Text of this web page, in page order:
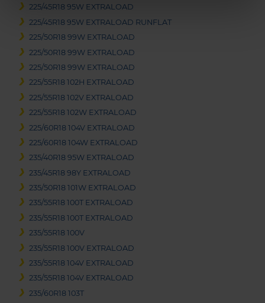
225/45R18 95W EXTRALOAD
225/45R18 95W EXTRALOAD RUNFLAT
225/50R18 99W EXTRALOAD
225/50R18 99W EXTRALOAD
225/50R18 99W EXTRALOAD
225/55R18 102H EXTRALOAD
225/55R18 102V EXTRALOAD
225/55R18 102W EXTRALOAD
225/60R18 104V EXTRALOAD
225/60R18 104W EXTRALOAD
235/40R18 95W EXTRALOAD
235/45R18 98Y EXTRALOAD
235/50R18 101W EXTRALOAD
235/55R18 100T EXTRALOAD
235/55R18 100T EXTRALOAD
235/55R18 100V
235/55R18 100V EXTRALOAD
235/55R18 104V EXTRALOAD
235/55R18 104V EXTRALOAD
235/60R18 103T